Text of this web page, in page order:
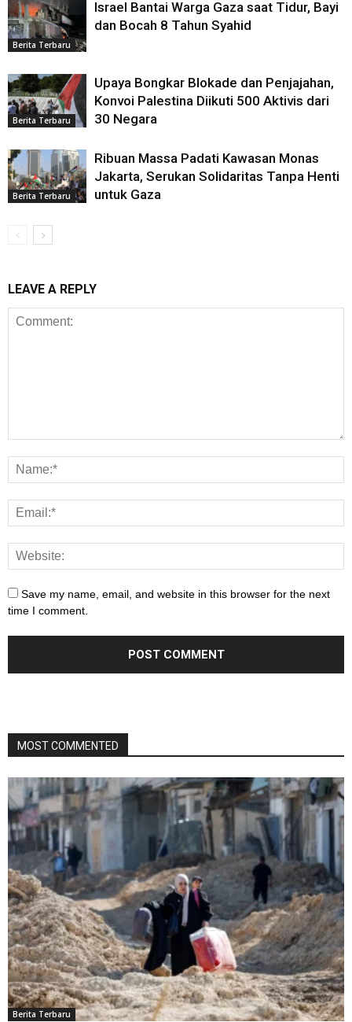
Berita Terbaru
Israel Bantai Warga Gaza saat Tidur, Bayi
dan Bocah 8 Tahun Syahid
Berita Terbaru
Upaya Bongkar Blokade dan Penjajahan,
Konvoi Palestina Diikuti 500 Aktivis dari
30 Negara
Berita Terbaru
Ribuan Massa Padati Kawasan Monas
Jakarta, Serukan Solidaritas Tanpa Henti
untuk Gaza
LEAVE A REPLY
Save my name, email, and website in this browser for the next
time I comment.
MOST COMMENTED
Berita Terbaru